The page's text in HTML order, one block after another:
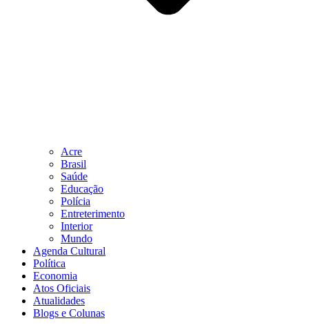
Acre
Brasil
Saúde
Educação
Polícia
Entreterimento
Interior
Mundo
Agenda Cultural
Política
Economia
Atos Oficiais
Atualidades
Blogs e Colunas